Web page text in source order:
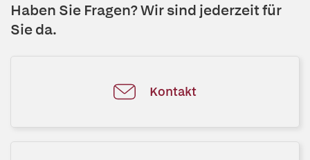
Haben Sie Fragen? Wir sind jederzeit für
Sie da.
Kontakt